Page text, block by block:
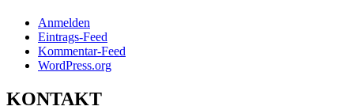
Anmelden
Eintrags-Feed
Kommentar-Feed
WordPress.org
KONTAKT